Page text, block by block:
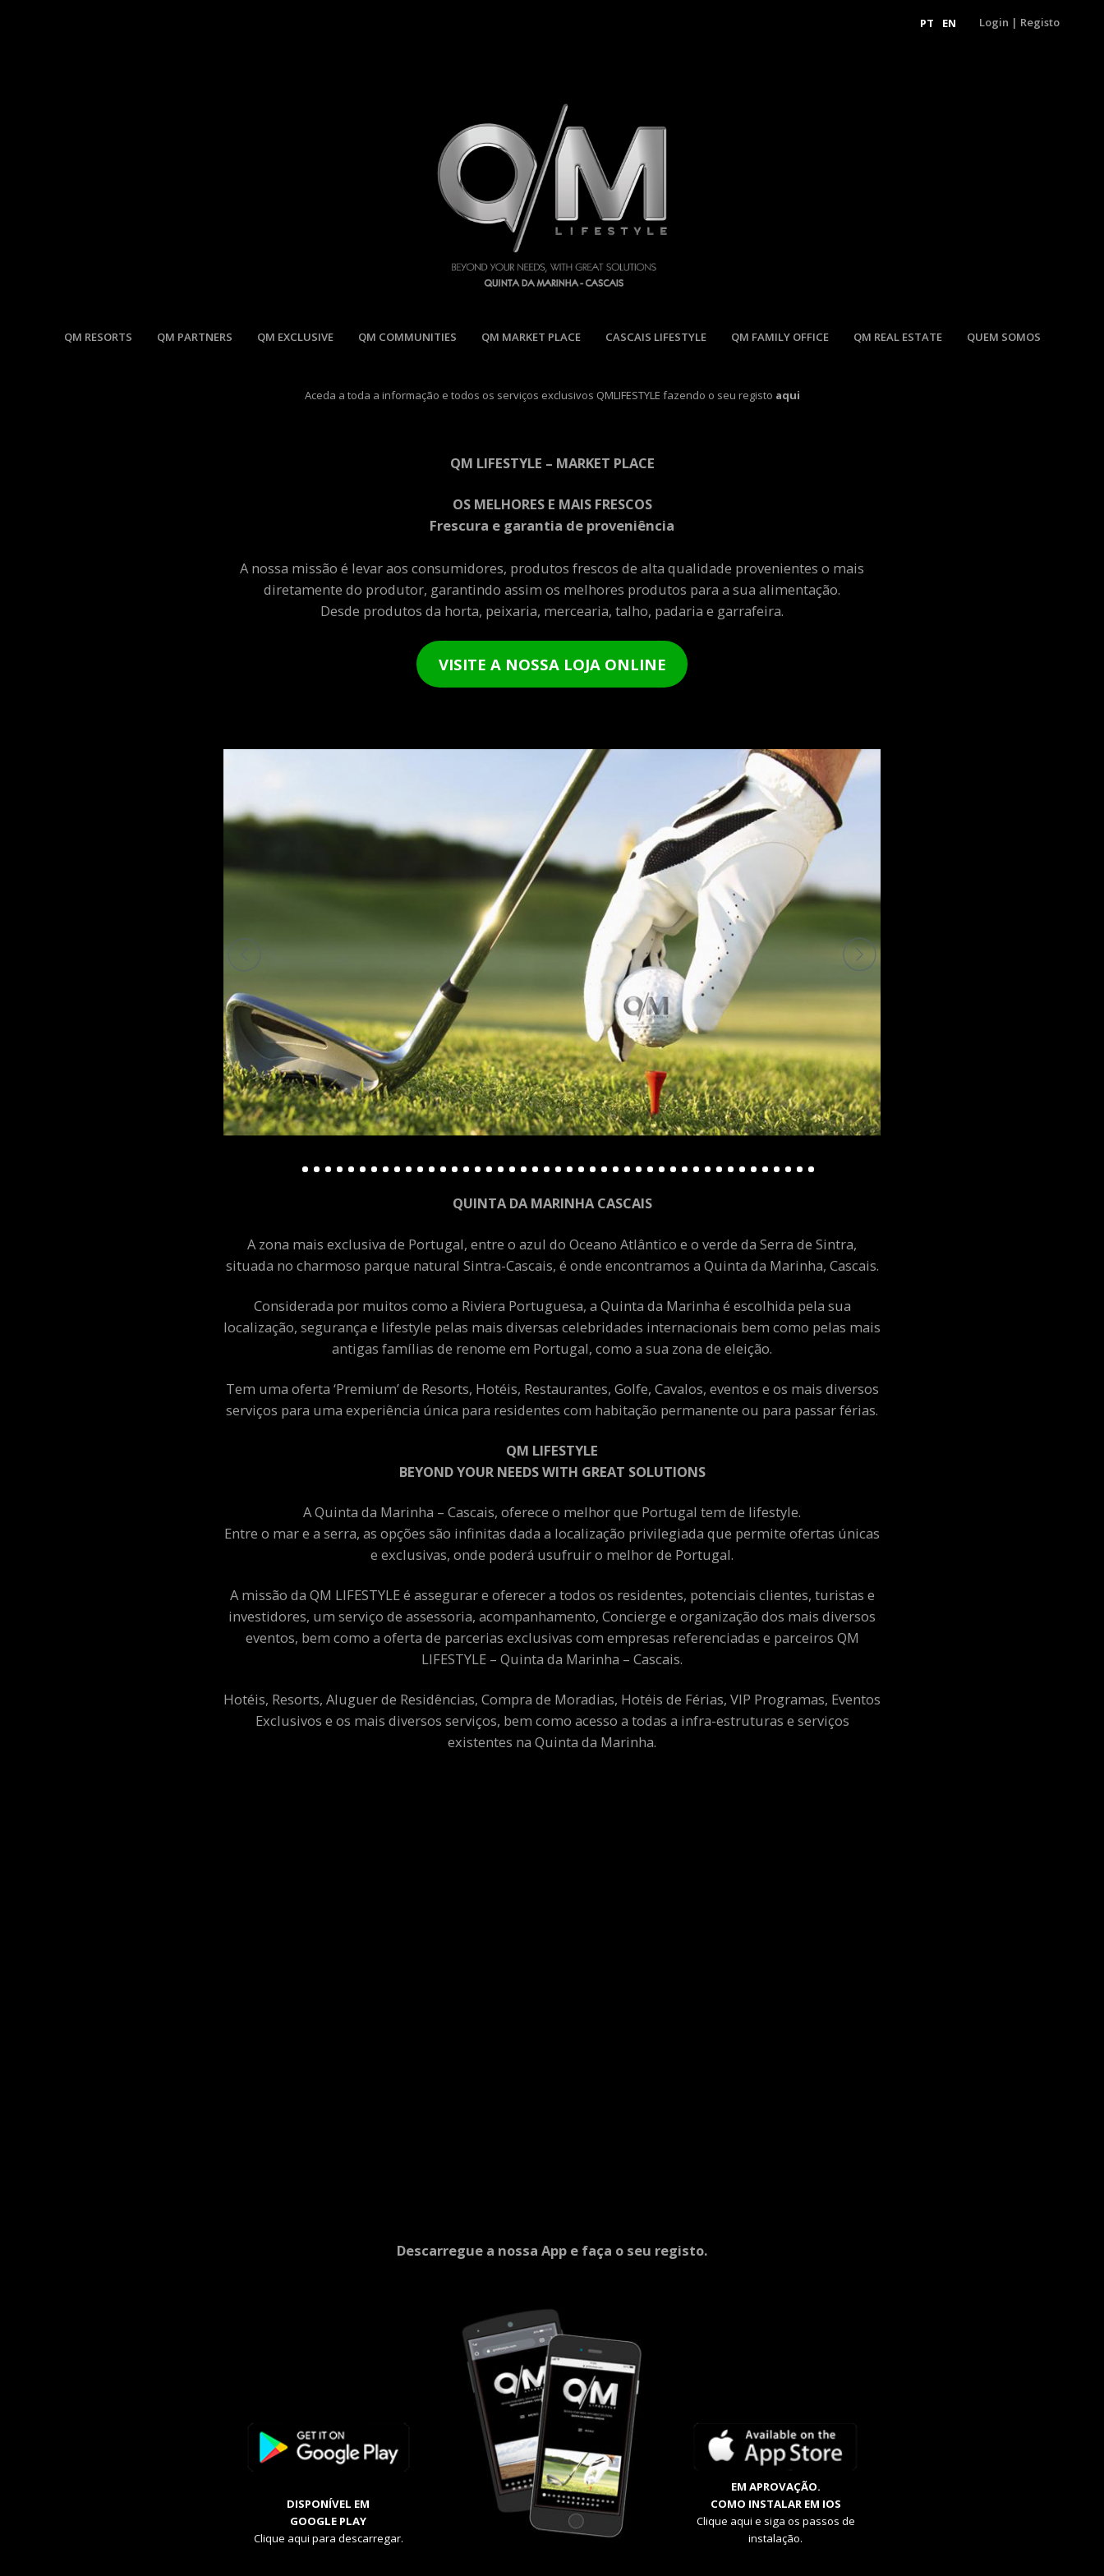
PT EN Login | Registo
QM RESORTS QM PARTNERS QM EXCLUSIVE QM COMMUNITIES QM MARKET PLACE CASCAIS LIFESTYLE QM FAMILY OFFICE QM REAL ESTATE QUEM SOMOS
Aceda a toda a informação e todos os serviços exclusivos QMLIFESTYLE fazendo o seu registo aqui
QM LIFESTYLE – MARKET PLACE
OS MELHORES E MAIS FRESCOS
Frescura e garantia de proveniência
A nossa missão é levar aos consumidores, produtos frescos de alta qualidade provenientes o mais
diretamente do produtor, garantindo assim os melhores produtos para a sua alimentação.
Desde produtos da horta, peixaria, mercearia, talho, padaria e garrafeira.
VISITE A NOSSA LOJA ONLINE
QUINTA DA MARINHA CASCAIS
A zona mais exclusiva de Portugal, entre o azul do Oceano Atlântico e o verde da Serra de Sintra,
situada no charmoso parque natural Sintra-Cascais, é onde encontramos a Quinta da Marinha, Cascais.
Considerada por muitos como a Riviera Portuguesa, a Quinta da Marinha é escolhida pela sua
localização, segurança e lifestyle pelas mais diversas celebridades internacionais bem como pelas mais
antigas famílias de renome em Portugal, como a sua zona de eleição.
Tem uma oferta ‘Premium’ de Resorts, Hotéis, Restaurantes, Golfe, Cavalos, eventos e os mais diversos
serviços para uma experiência única para residentes com habitação permanente ou para passar férias.
QM LIFESTYLE
BEYOND YOUR NEEDS WITH GREAT SOLUTIONS
A Quinta da Marinha – Cascais, oferece o melhor que Portugal tem de lifestyle.
Entre o mar e a serra, as opções são infinitas dada a localização privilegiada que permite ofertas únicas
e exclusivas, onde poderá usufruir o melhor de Portugal.
A missão da QM LIFESTYLE é assegurar e oferecer a todos os residentes, potenciais clientes, turistas e
investidores, um serviço de assessoria, acompanhamento, Concierge e organização dos mais diversos
eventos, bem como a oferta de parcerias exclusivas com empresas referenciadas e parceiros QM
LIFESTYLE – Quinta da Marinha – Cascais.
Hotéis, Resorts, Aluguer de Residências, Compra de Moradias, Hotéis de Férias, VIP Programas, Eventos
Exclusivos e os mais diversos serviços, bem como acesso a todas a infra-estruturas e serviços
existentes na Quinta da Marinha.
Descarregue a nossa App e faça o seu registo.
DISPONÍVEL EM
GOOGLE PLAY
Clique aqui para descarregar.
EM APROVAÇÃO.
COMO INSTALAR EM IOS
Clique aqui e siga os passos de
instalação.